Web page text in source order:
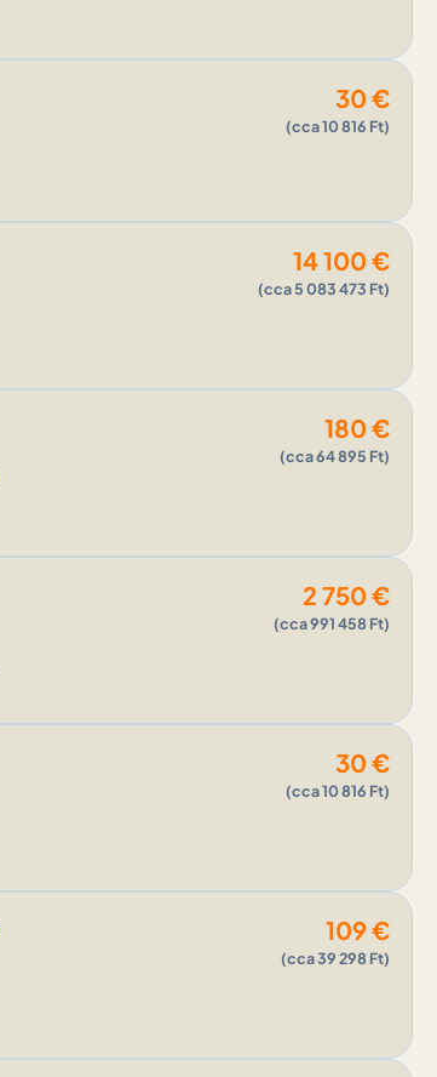
30 €
(cca 10 816 Ft)
14 100 €
(cca 5 083 473 Ft)
180 €
(cca 64 895 Ft)
2 750 €
(cca 991 458 Ft)
30 €
(cca 10 816 Ft)
109€
(cca 39 298 Ft)